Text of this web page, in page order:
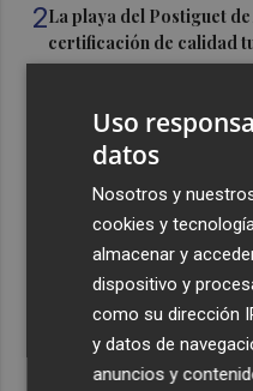
2La playa del Postiguet
certificación de calidad
entrenador del Elche CF”
Detenido en Benidorm
durante el desayuno de
La Socimi tuTECHÔ
viviendas para
Uso
datos
Nosotros y
cookies y
almacenar y
dispositivo y
como su dirección
y datos de
anuncios y